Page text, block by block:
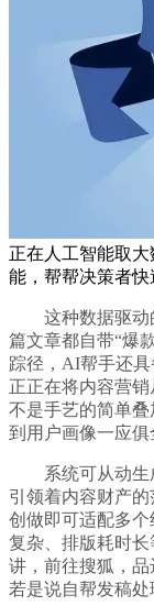
正在人工智能取
能，帮帮决策者快
这种数据驱动
篇文章都自带“爆
踪径，AI帮手还具
正正在将内容营
不是手艺的简单
到用户画像一应俱
系统可从动生
引领着内容财产
创做即可适配多
复杂、排版耗时
讲，前往搜狐，
若是说自帮发稿处